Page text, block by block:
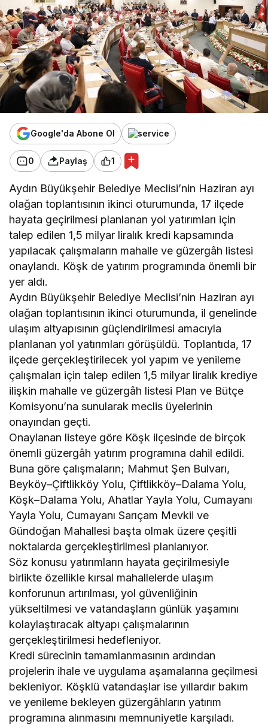
Google'da Abone Ol
0 Paylaş 1
Aydın Büyükşehir Belediye Meclisi’nin Haziran ayı
olağan toplantısının ikinci oturumunda, 17 ilçede
hayata geçirilmesi planlanan yol yatırımları için
talep edilen 1,5 milyar liralık kredi kapsamında
yapılacak çalışmaların mahalle ve güzergâh listesi
onaylandı. Köşk de yatırım programında önemli bir
yer aldı.
Aydın Büyükşehir Belediye Meclisi’nin Haziran ayı
olağan toplantısının ikinci oturumunda, il genelinde
ulaşım altyapısının güçlendirilmesi amacıyla
planlanan yol yatırımları görüşüldü. Toplantıda, 17
ilçede gerçekleştirilecek yol yapım ve yenileme
çalışmaları için talep edilen 1,5 milyar liralık krediye
ilişkin mahalle ve güzergâh listesi Plan ve Bütçe
Komisyonu’na sunularak meclis üyelerinin
onayından geçti.
Onaylanan listeye göre Köşk ilçesinde de birçok
önemli güzergâh yatırım programına dahil edildi.
Buna göre çalışmaların; Mahmut Şen Bulvarı,
Beyköy–Çiftlikköy Yolu, Çiftlikköy–Dalama Yolu,
Köşk–Dalama Yolu, Ahatlar Yayla Yolu, Cumayanı
Yayla Yolu, Cumayanı Sarıçam Mevkii ve
Gündoğan Mahallesi başta olmak üzere çeşitli
noktalarda gerçekleştirilmesi planlanıyor.
Söz konusu yatırımların hayata geçirilmesiyle
birlikte özellikle kırsal mahallelerde ulaşım
konforunun artırılması, yol güvenliğinin
yükseltilmesi ve vatandaşların günlük yaşamını
kolaylaştıracak altyapı çalışmalarının
gerçekleştirilmesi hedefleniyor.
Kredi sürecinin tamamlanmasının ardından
projelerin ihale ve uygulama aşamalarına geçilmesi
bekleniyor. Köşklü vatandaşlar ise yıllardır bakım
ve yenileme bekleyen güzergâhların yatırım
programına alınmasını memnuniyetle karşıladı.